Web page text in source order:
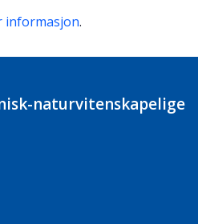
informasjon.
naturvitenskapelige